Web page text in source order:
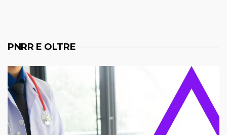
PNRR E OLTRE